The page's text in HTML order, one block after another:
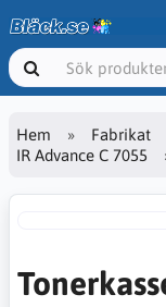
Hem Fabrikat
IR Advance C 7055